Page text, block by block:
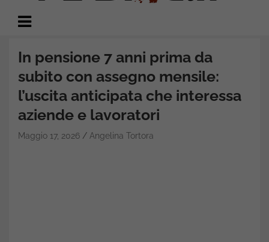
Trading.it
In pensione 7 anni prima da
subito con assegno mensile:
l’uscita anticipata che interessa
aziende e lavoratori
Maggio 17, 2026 Angelina Tortora